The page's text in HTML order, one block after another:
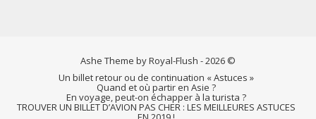
Ashe Theme by Royal-Flush - 2026 ©
Un billet retour ou de continuation « Astuces »
Quand et où partir en Asie ?
En voyage, peut-on échapper à la turista ?
TROUVER UN BILLET D’AVION PAS CHER : LES MEILLEURES ASTUCES